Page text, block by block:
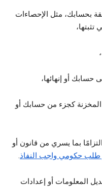
بحسابك، مثل الإحصاءات
تثبتها،
حسابك أو إنهائها،
كجزء من حسابك أو
بما يسري من قانون أو
طلب حكومي واجب النفاذ.
المعلومات أو إعدادات